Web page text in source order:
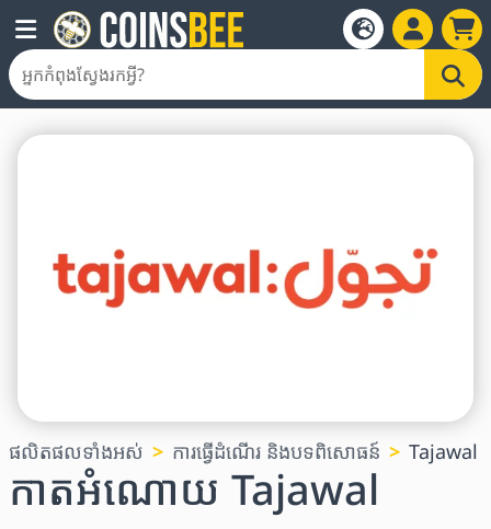
ផលិតផលទាំងអស់ ការធ្វើដំណើរ និងបទពិសោធន៍ Tajawal
កាតអំណោយ Tajawal